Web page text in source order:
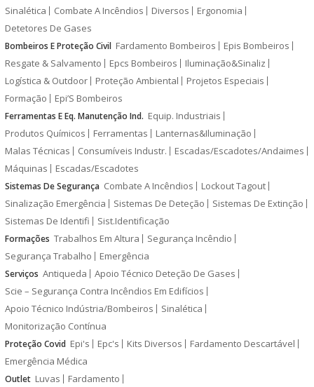
Sinalética
Combate A Incêndios Diversos
Ergonomia
Detetores De Gases
Bombeiros E Proteção Civil Fardamento Bombeiros
Epis Bombeiros
Resgate & Salvamento
Epcs Bombeiros
Iluminação&Sinaliz
Logística & Outdoor
Proteção Ambiental
Projetos Especiais
Formação
Epi’S Bombeiros
Ferramentas E Eq. Manutenção Ind. Equip. Industriais
Produtos Químicos
Ferramentas
Lanternas&Iluminação
Malas Técnicas
Consumíveis Industr.
Escadas/Escadotes/Andaimes
Máquinas
Escadas/Escadotes
Sistemas De Segurança Combate A Incêndios
Lockout Tagout
Sinalização Emergência
Sistemas De Deteção
Sistemas De Extinção
Sistemas De Identifi
Sist.Identificação
Formações Trabalhos Em Altura
Segurança Incêndio
Segurança Trabalho
Emergência
Serviços Antiqueda
Apoio Técnico Deteção De Gases
Scie – Segurança Contra Incêndios Em Edifícios
Apoio Técnico Indústria/Bombeiros
Sinalética
Monitorização Contínua
Proteção Covid Epi's Epc's Kits Diversos
Fardamento Descartável
Emergência Médica
Outlet Luvas Fardamento